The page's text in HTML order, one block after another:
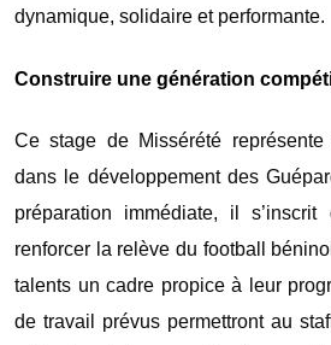
dynamique, solidaire et performante.
Construire une génération
Ce stage de Missérété
dans le développement des
préparation immédiate, il
renforcer la relève du football
talents un cadre propice à leur
de travail prévus permettront au